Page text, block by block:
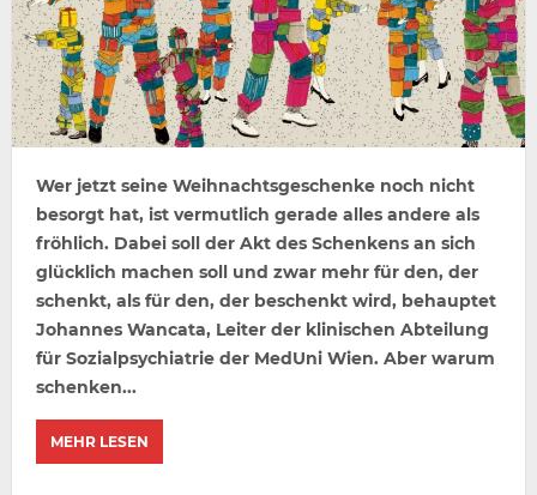
Wer jetzt seine Weihnachtsgeschenke noch nicht
besorgt hat, ist vermutlich gerade alles andere als
fröhlich. Dabei soll der Akt des Schenkens an sich
glücklich machen soll und zwar mehr für den, der
schenkt, als für den, der beschenkt wird, behauptet
Johannes Wancata, Leiter der klinischen Abteilung
für Sozialpsychiatrie der MedUni Wien. Aber warum
schenken...
MEHR LESEN